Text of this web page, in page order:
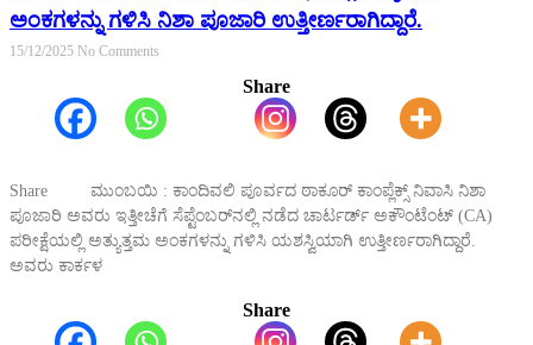
ಅಂಕಗಳನ್ನು ಗಳಿಸಿ ನಿಶಾ ಪೂಜಾರಿ ಉತ್ತೀರ್ಣರಾಗಿದ್ದಾರೆ.
15/12/2025 No Comments
Share
Share ಮುಂಬಯಿ : ಕಾಂದಿವಲಿ ಪೂರ್ವದ ಠಾಕೂರ್ ಕಾಂಪ್ಲೆಕ್ಸ್ ನಿವಾಸಿ ನಿಶಾ
ಪೂಜಾರಿ ಅವರು ಇತ್ತೀಚೆಗೆ ಸೆಪ್ಟೆಂಬರ್‌ನಲ್ಲಿ ನಡೆದ ಚಾರ್ಟರ್ಡ್ ಅಕೌಂಟೆಂಟ್ (CA)
ಪರೀಕ್ಷೆಯಲ್ಲಿ ಅತ್ಯುತ್ತಮ ಅಂಕಗಳನ್ನು ಗಳಿಸಿ ಯಶಸ್ವಿಯಾಗಿ ಉತ್ತೀರ್ಣರಾಗಿದ್ದಾರೆ.
ಅವರು ಕಾರ್ಕಳ
Share